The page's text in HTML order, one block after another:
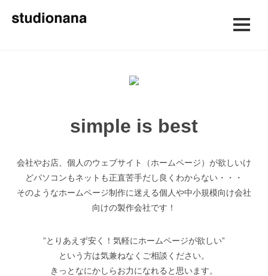
simple is best
会社やお店、個人のウェブサイト（ホームページ）が欲しいけ
どパソコンもネットも正直苦手だし良くわからない・・・
そのようなホームページ制作に迷える個人や中小規模向け会社
向けの製作会社です！
”とりあえず安く！気軽にホームページが欲しい”
という方は気兼ねなくご相談ください。
きっとなにかしらお力になれると思います。